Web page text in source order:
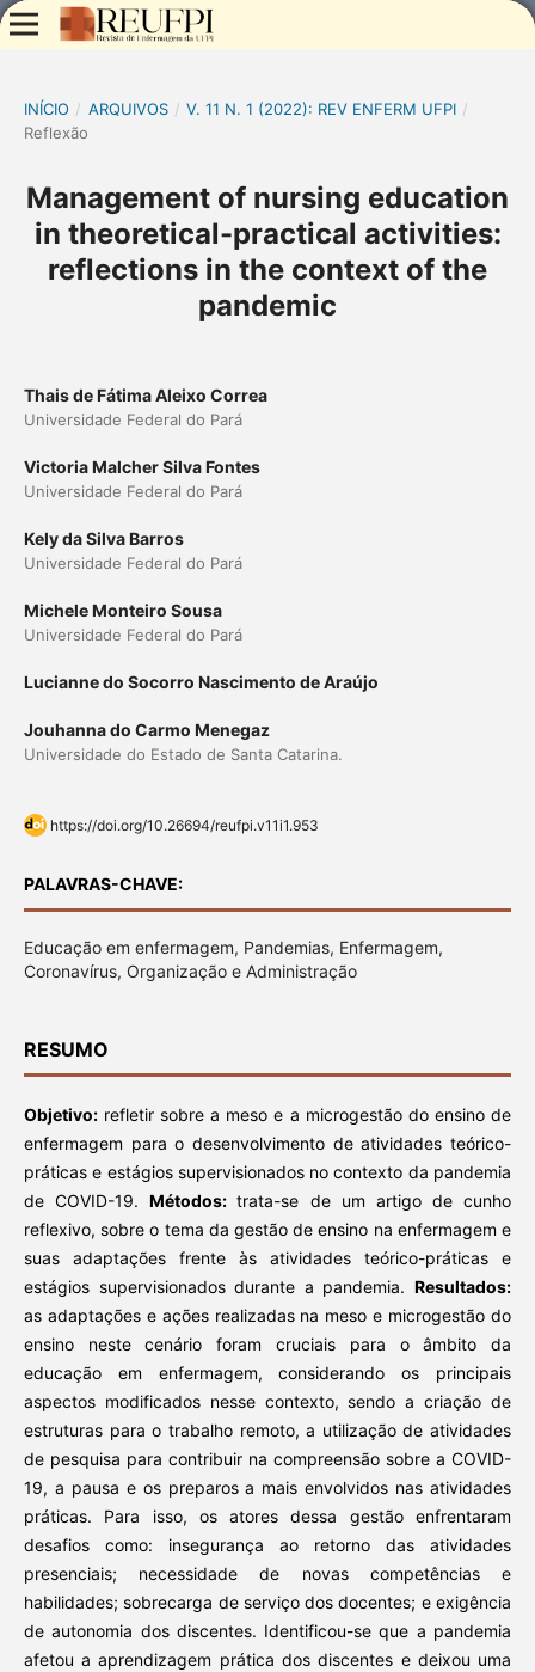
INÍCIO / ARQUIVOS / V. 11 N. 1 (2022): REV ENFERM UFPI /
Reflexão
Management of nursing education
in theoretical-practical activities:
reflections in the context of the
pandemic
Thais de Fátima Aleixo Correa
Universidade Federal do Pará
Victoria Malcher Silva Fontes
Universidade Federal do Pará
Kely da Silva Barros
Universidade Federal do Pará
Michele Monteiro Sousa
Universidade Federal do Pará
Lucianne do Socorro Nascimento de Araújo
Jouhanna do Carmo Menegaz
Universidade do Estado de Santa Catarina.
https://doi.org/10.26694/reufpi.v11i1.953
PALAVRAS-CHAVE:
Educação em enfermagem, Pandemias, Enfermagem,
Coronavírus, Organização e Administração
RESUMO
Objetivo:refletir sobre a meso e a microgestão do ensino de
enfermagem para o desenvolvimento de atividades teórico-
práticas e estágios supervisionados no contexto da pandemia
de COVID-19.Métodos:trata-se de um artigo de cunho
reflexivo, sobre o tema da gestão de ensino na enfermagem e
suas adaptações frente às atividades teórico-práticas e
estágios supervisionados durante a pandemia.Resultados:
as adaptações e ações realizadas na meso e microgestão do
ensino neste cenário foram cruciais para o âmbito da
educação em enfermagem, considerando os principais
aspectos modificados nesse contexto, sendo a criação de
estruturas para o trabalho remoto, a utilização de atividades
de pesquisa para contribuir na compreensão sobre a COVID-
19, a pausa e os preparos a mais envolvidos nas atividades
práticas. Para isso, os atores dessa gestão enfrentaram
desafios como: insegurança ao retorno das atividades
presenciais; necessidade de novas competências e
habilidades; sobrecarga de serviço dos docentes; e exigência
de autonomia dos discentes. Identificou-se que a pandemia
afetou a aprendizagem prática dos discentes e deixou uma